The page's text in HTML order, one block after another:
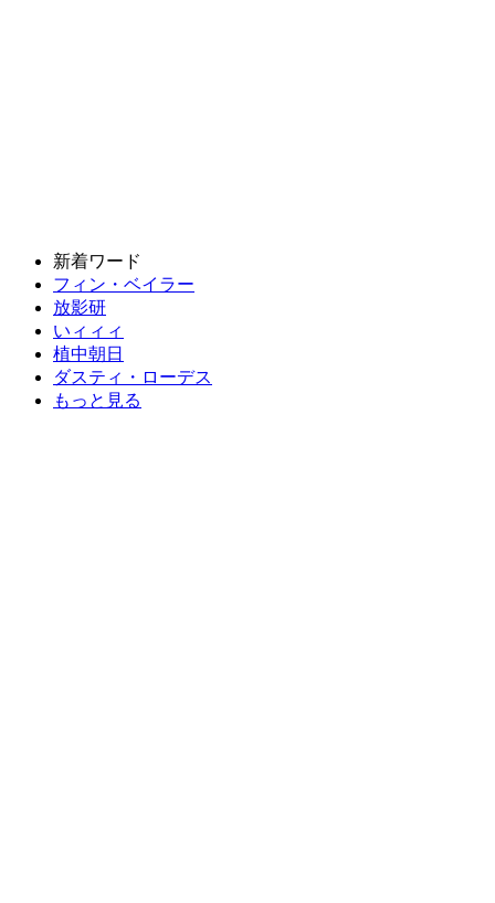
新着ワード
フィン・ベイラー
放影研
いィィィ
植中朝日
ダスティ・ローデス
もっと見る